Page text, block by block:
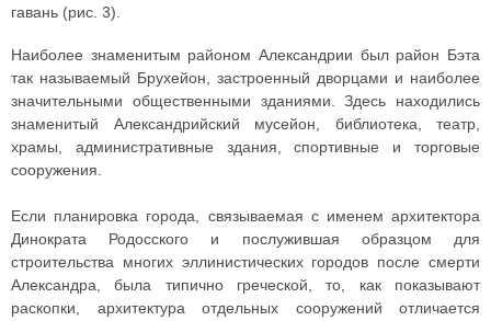
гавань (рис. 3).
Наиболее знаменитым районом Александрии был район Бэта
так называемый Брухейон, застроенный дворцами и наиболее
значительными общественными зданиями. Здесь находились
знаменитый Александрийский мусейон, библиотека, театр,
храмы, административные здания, спортивные и торговые
сооружения.
Если планировка города, связываемая с именем архитектора
Динократа Родосского и послужившая образцом для
строительства многих эллинистических городов после смерти
Александра, была типично греческой, то, как показывают
раскопки, архитектура отдельных сооружений отличается